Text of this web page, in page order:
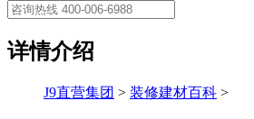
详情介绍
J9直营集团 > 装修建材百科 >